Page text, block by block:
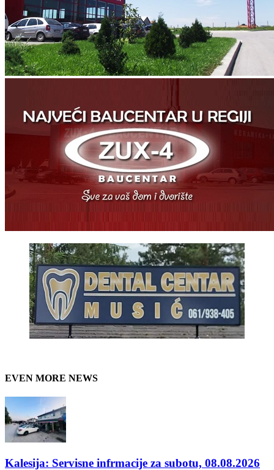
EVEN MORE NEWS
Kalesija: Servisne infrmacije za subotu, 08.08.2026